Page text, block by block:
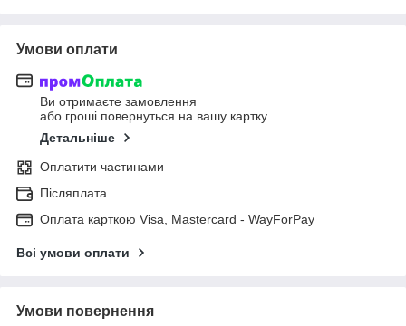
Умови оплати
Ви отримаєте замовлення
або гроші повернуться на вашу картку
Детальніше
Оплатити частинами
Післяплата
Оплата карткою Visa, Mastercard - WayForPay
Всі умови оплати
Умови повернення